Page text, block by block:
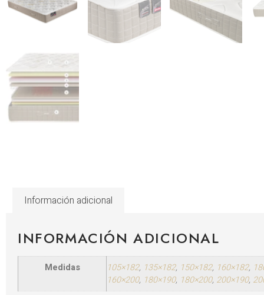
Información adicional
INFORMACIÓN ADICIONAL
Medidas 105×182, 135×182, 150×182, 160×182,
160×200, 180×190, 180×200, 200×190,